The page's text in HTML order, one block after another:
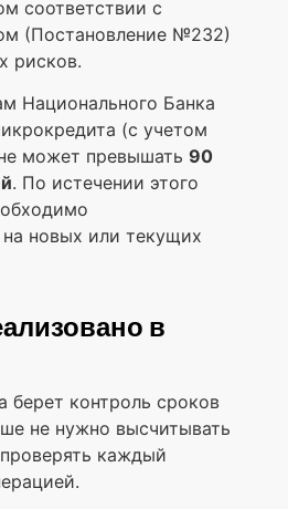
соответствии с
(Постановление №232)
рисков.
Национального Банка
(с учетом
может превышать 90
. По истечении этого
на новых или текущих
в
берет контроль сроков
не нужно высчитывать
каждый